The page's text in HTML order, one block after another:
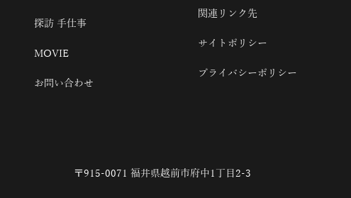
探訪 手仕事
MOVIE
お問い合わせ
関連リンク先
サイトポリシー
プライバシーポリシー
〒915-0071 福井県越前市府中1丁目2-3